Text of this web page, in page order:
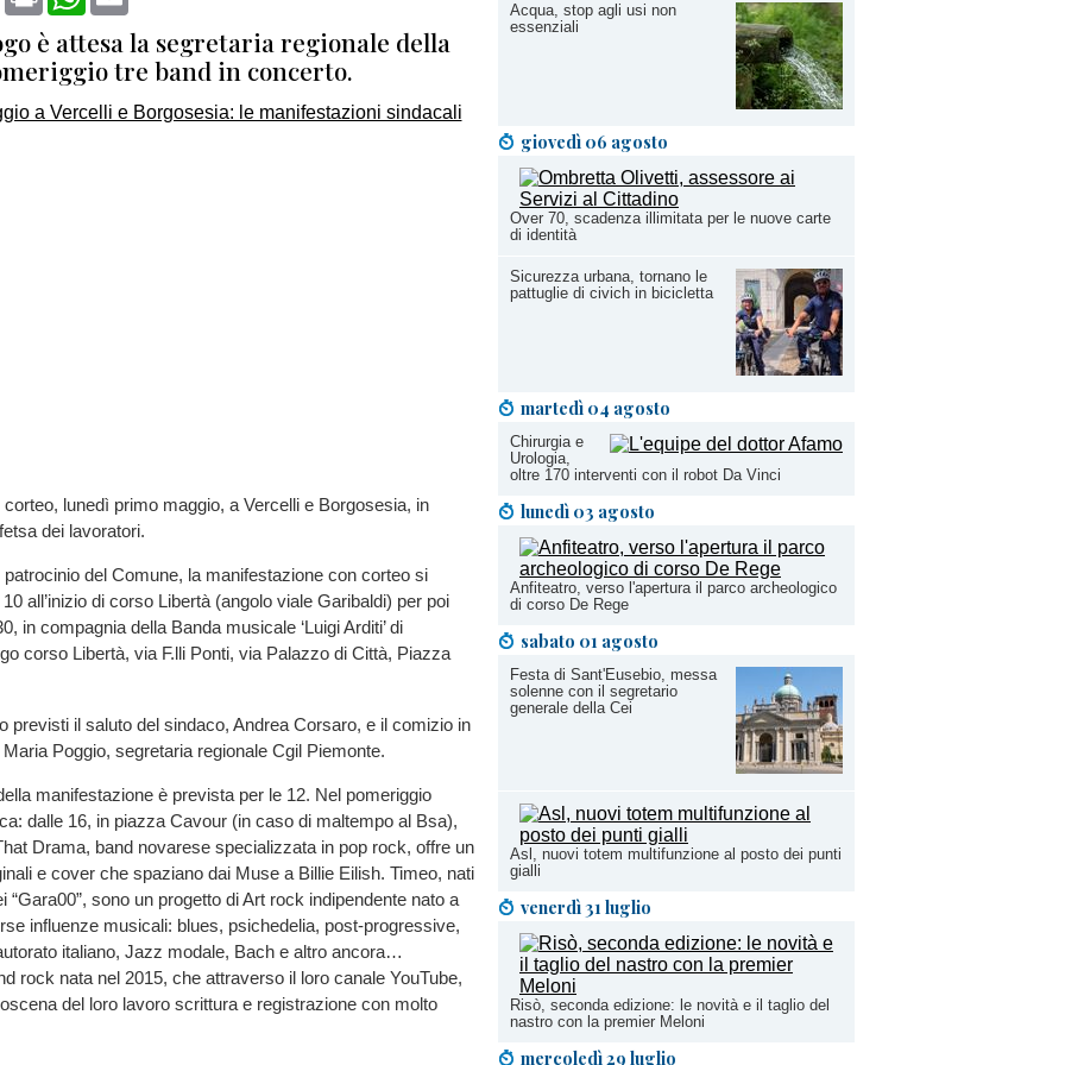
Acqua, stop agli usi non
essenziali
giovedì 06 agosto
Over 70, scadenza illimitata per le nuove carte
di identità
Sicurezza urbana, tornano le
pattuglie di civich in bicicletta
martedì 04 agosto
Chirurgia e
Urologia,
oltre 170 interventi con il robot Da Vinci
lunedì 03 agosto
Anfiteatro, verso l'apertura il parco archeologico
di corso De Rege
sabato 01 agosto
Festa di Sant'Eusebio, messa
solenne con il segretario
generale della Cei
Asl, nuovi totem multifunzione al posto dei punti
gialli
venerdì 31 luglio
Risò, seconda edizione: le novità e il taglio del
nastro con la premier Meloni
mercoledì 29 luglio
è attesa la segretaria regionale della
tre band in concerto.
lunedì primo maggio, a Vercelli e Borgosesia, in
dei lavoratori.
del Comune, la manifestazione con corteo si
all’inizio di corso Libertà (angolo viale Garibaldi) per poi
in compagnia della Banda musicale ‘Luigi Arditi’ di
corso Libertà, via F.lli Ponti, via Palazzo di Città, Piazza
previsti il saluto del sindaco, Andrea Corsaro, e il comizio in
Poggio, segretaria regionale Cgil Piemonte.
manifestazione è prevista per le 12. Nel pomeriggio
dalle 16, in piazza Cavour (in caso di maltempo al Bsa),
Drama, band novarese specializzata in pop rock, offre un
e cover che spaziano dai Muse a Billie Eilish. Timeo, nati
“Gara00”, sono un progetto di Art rock indipendente nato a
influenze musicali: blues, psichedelia, post-progressive,
italiano, Jazz modale, Bach e altro ancora…
rock nata nel 2015, che attraverso il loro canale YouTube,
del loro lavoro scrittura e registrazione con molto